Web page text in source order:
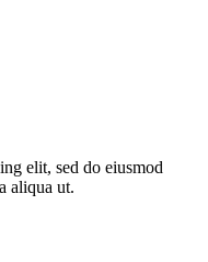
elit, sed do eiusmod
aliqua ut.